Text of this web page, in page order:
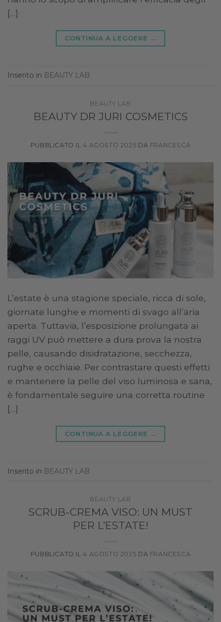
[…]
CONTINUA A LEGGERE →
Inserito in BEAUTY LAB
BEAUTY LAB
BEAUTY DR JURI COSMETICS
PUBBLICATO IL4 AGOSTO 2025 DA FRANCESCA
L’estate è una stagione speciale, ricca di sole,
giornate lunghe e momenti di svago all’aria
aperta. Tuttavia, l’esposizione prolungata ai
raggi UV può mettere a dura prova la nostra
pelle, causando disidratazione, secchezza,
rughe e occhiaie. Per contrastare questi effetti
e mantenere la pelle del viso luminosa e sana,
è fondamentale seguire una corretta routine
[…]
CONTINUA A LEGGERE →
Inserito in BEAUTY LAB
BEAUTY LAB
SCRUB-CREMA VISO: UN MUST
PER L’ESTATE!
PUBBLICATO IL4 AGOSTO 2025 DA FRANCESCA